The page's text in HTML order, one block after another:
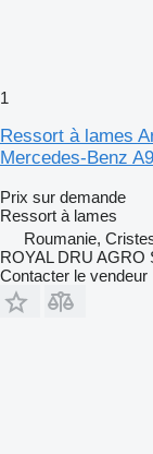
1
Ressort à lames
Mercedes-Benz
Prix sur demande
Ressort à lames
Roumanie,
ROYAL DRU AGRO
Contacter le vendeur